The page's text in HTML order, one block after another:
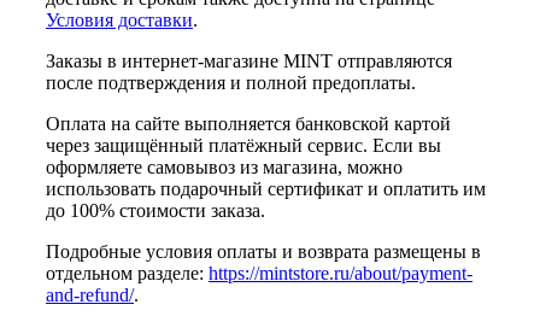
Условия доставки.
Заказы в интернет-магазине MINT отправляются
после подтверждения и полной предоплаты.
Оплата на сайте выполняется банковской картой
через защищённый платёжный сервис. Если вы
оформляете самовывоз из магазина, можно
использовать подарочный сертификат и оплатить им
до 100% стоимости заказа.
Подробные условия оплаты и возврата размещены в
отдельном разделе: https://mintstore.ru/about/payment-
and-refund/.